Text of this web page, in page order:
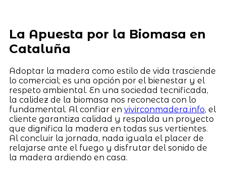
La Apuesta por la Biomasa en
Cataluña
Adoptar la madera como estilo de vida trasciende
lo comercial; es una opción por el bienestar y el
respeto ambiental. En una sociedad tecnificada,
la calidez de la biomasa nos reconecta con lo
fundamental. Al confiar en vivirconmadera.info, el
cliente garantiza calidad y respalda un proyecto
que dignifica la madera en todas sus vertientes.
Al concluir la jornada, nada iguala el placer de
relajarse ante el fuego y disfrutar del sonido de
la madera ardiendo en casa.